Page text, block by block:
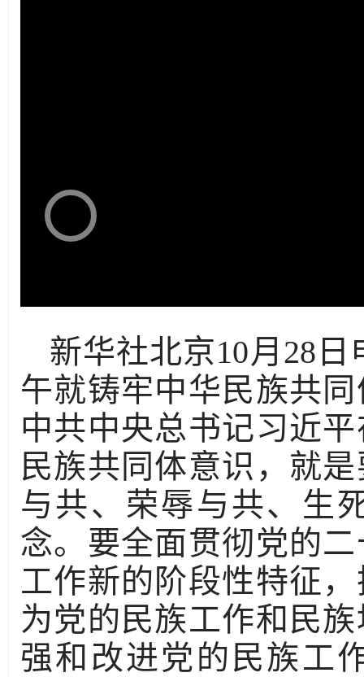
新华社北京10月28
午就铸牢中华民族共
中共中央总书记习近
民族共同体意识，就
与共、荣辱与共、生
念。要全面贯彻党的
工作新的阶段性特征
为党的民族工作和民
强和改进党的民族工